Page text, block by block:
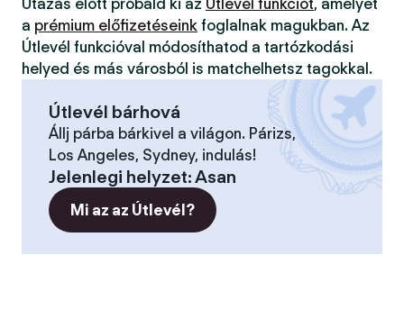
Utazás előtt próbáld ki az Útlevél funkciót, amelyet
a prémium előfizetéseink foglalnak magukban. Az
Útlevél funkcióval módosíthatod a tartózkodási
helyed és más városból is matchelhetsz tagokkal.
Útlevél bárhová
Állj párba bárkivel a világon. Párizs,
Los Angeles, Sydney, indulás!
Jelenlegi helyzet:Asan
Mi az az Útlevél?